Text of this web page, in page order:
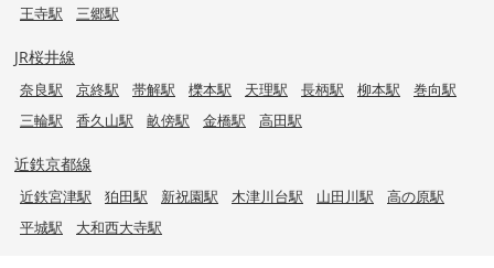
王寺駅
三郷駅
JR桜井線
奈良駅 京終駅 帯解駅 櫟本駅 天理駅 長柄駅 柳本駅
巻向駅
三輪駅
香久山駅 畝傍駅 金橋駅 高田駅
近鉄京都線
近鉄宮津駅 狛田駅 新祝園駅 木津川台駅 山田川駅
高の原駅
平城駅
大和西大寺駅